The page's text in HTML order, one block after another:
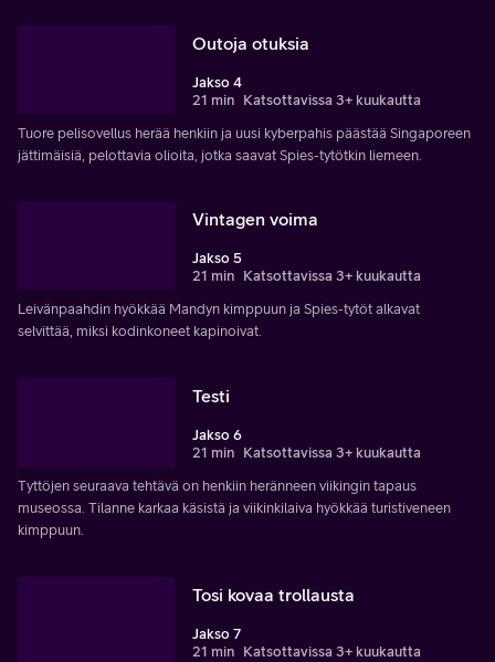
Outoja otuksia
Jakso 4
21 min Katsottavissa 3+ kuukautta
Tuore pelisovellus herää henkiin ja uusi kyberpahis päästää Singaporeen
jättimäisiä, pelottavia olioita, jotka saavat Spies-tytötkin liemeen.
Vintagen voima
Jakso 5
21 min Katsottavissa 3+ kuukautta
Leivänpaahdin hyökkää Mandyn kimppuun ja Spies-tytöt alkavat
selvittää, miksi kodinkoneet kapinoivat.
Testi
Jakso 6
21 min Katsottavissa 3+ kuukautta
Tyttöjen seuraava tehtävä on henkiin heränneen viikingin tapaus
museossa. Tilanne karkaa käsistä ja viikinkilaiva hyökkää turistiveneen
kimppuun.
Tosi kovaa trollausta
Jakso 7
21 min Katsottavissa 3+ kuukautta